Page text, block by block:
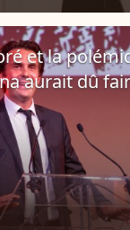
et la
aurait dû